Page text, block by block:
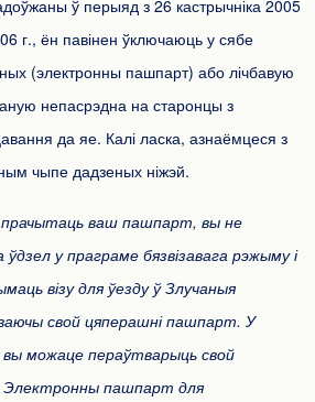
ў перыяд з 26 кастрычніка 2005
г., ён павінен ўключаюць у сябе
(электронны пашпарт) або лічбавую
непасрэдна на старонцы з
да яе. Калі ласка, азнаёмцеся з
чыпе дадзеных ніжэй.
ваш пашпарт, вы не
у праграме бязвізавага рэжыму і
візу для ўезду ў Злучаныя
свой цяперашні пашпарт. У
можаце пераўтварыць свой
пашпарт для